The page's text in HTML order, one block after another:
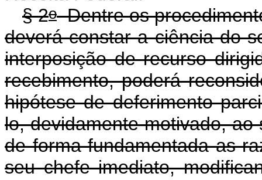
§ 2oDentre os
deverá constar a ciência do
interposição de recurso
recebimento, poderá
hipótese de deferimento
lo, devidamente motivado,
de forma fundamentada as
seu chefe imediato,